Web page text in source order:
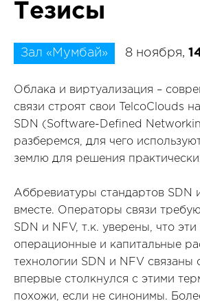
Тезисы
Зал «Мумбай» 8 ноября,
Облака и виртуализация –
связи строят свои TelcoClouds
SDN (Software-Defined
разберемся, для чего
землю для решения
Аббревиатуры стандартов SDN
вместе. Операторы связи
SDN и NFV, т.к. уверены, что
операционные и капитальные
технологии SDN и NFV связаны
впервые столкнулся с этими
похожи, если не синонимы.